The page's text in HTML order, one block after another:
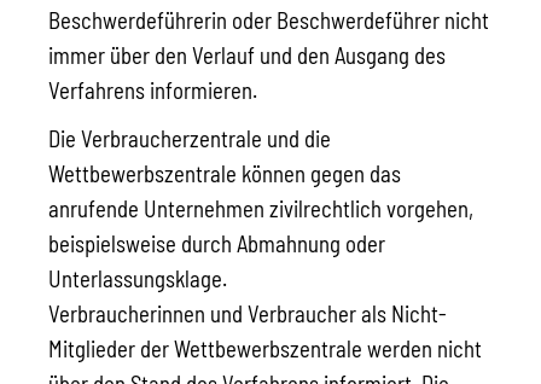
Beschwerdeführerin oder Beschwerdeführer nicht
immer über den Verlauf und den Ausgang des
Verfahrens informieren.
Die Verbraucherzentrale und die
Wettbewerbszentrale können gegen das
anrufende Unternehmen zivilrechtlich vorgehen,
beispielsweise durch Abmahnung oder
Unterlassungsklage.
Verbraucherinnen und Verbraucher als Nicht-
Mitglieder der Wettbewerbszentrale werden nicht